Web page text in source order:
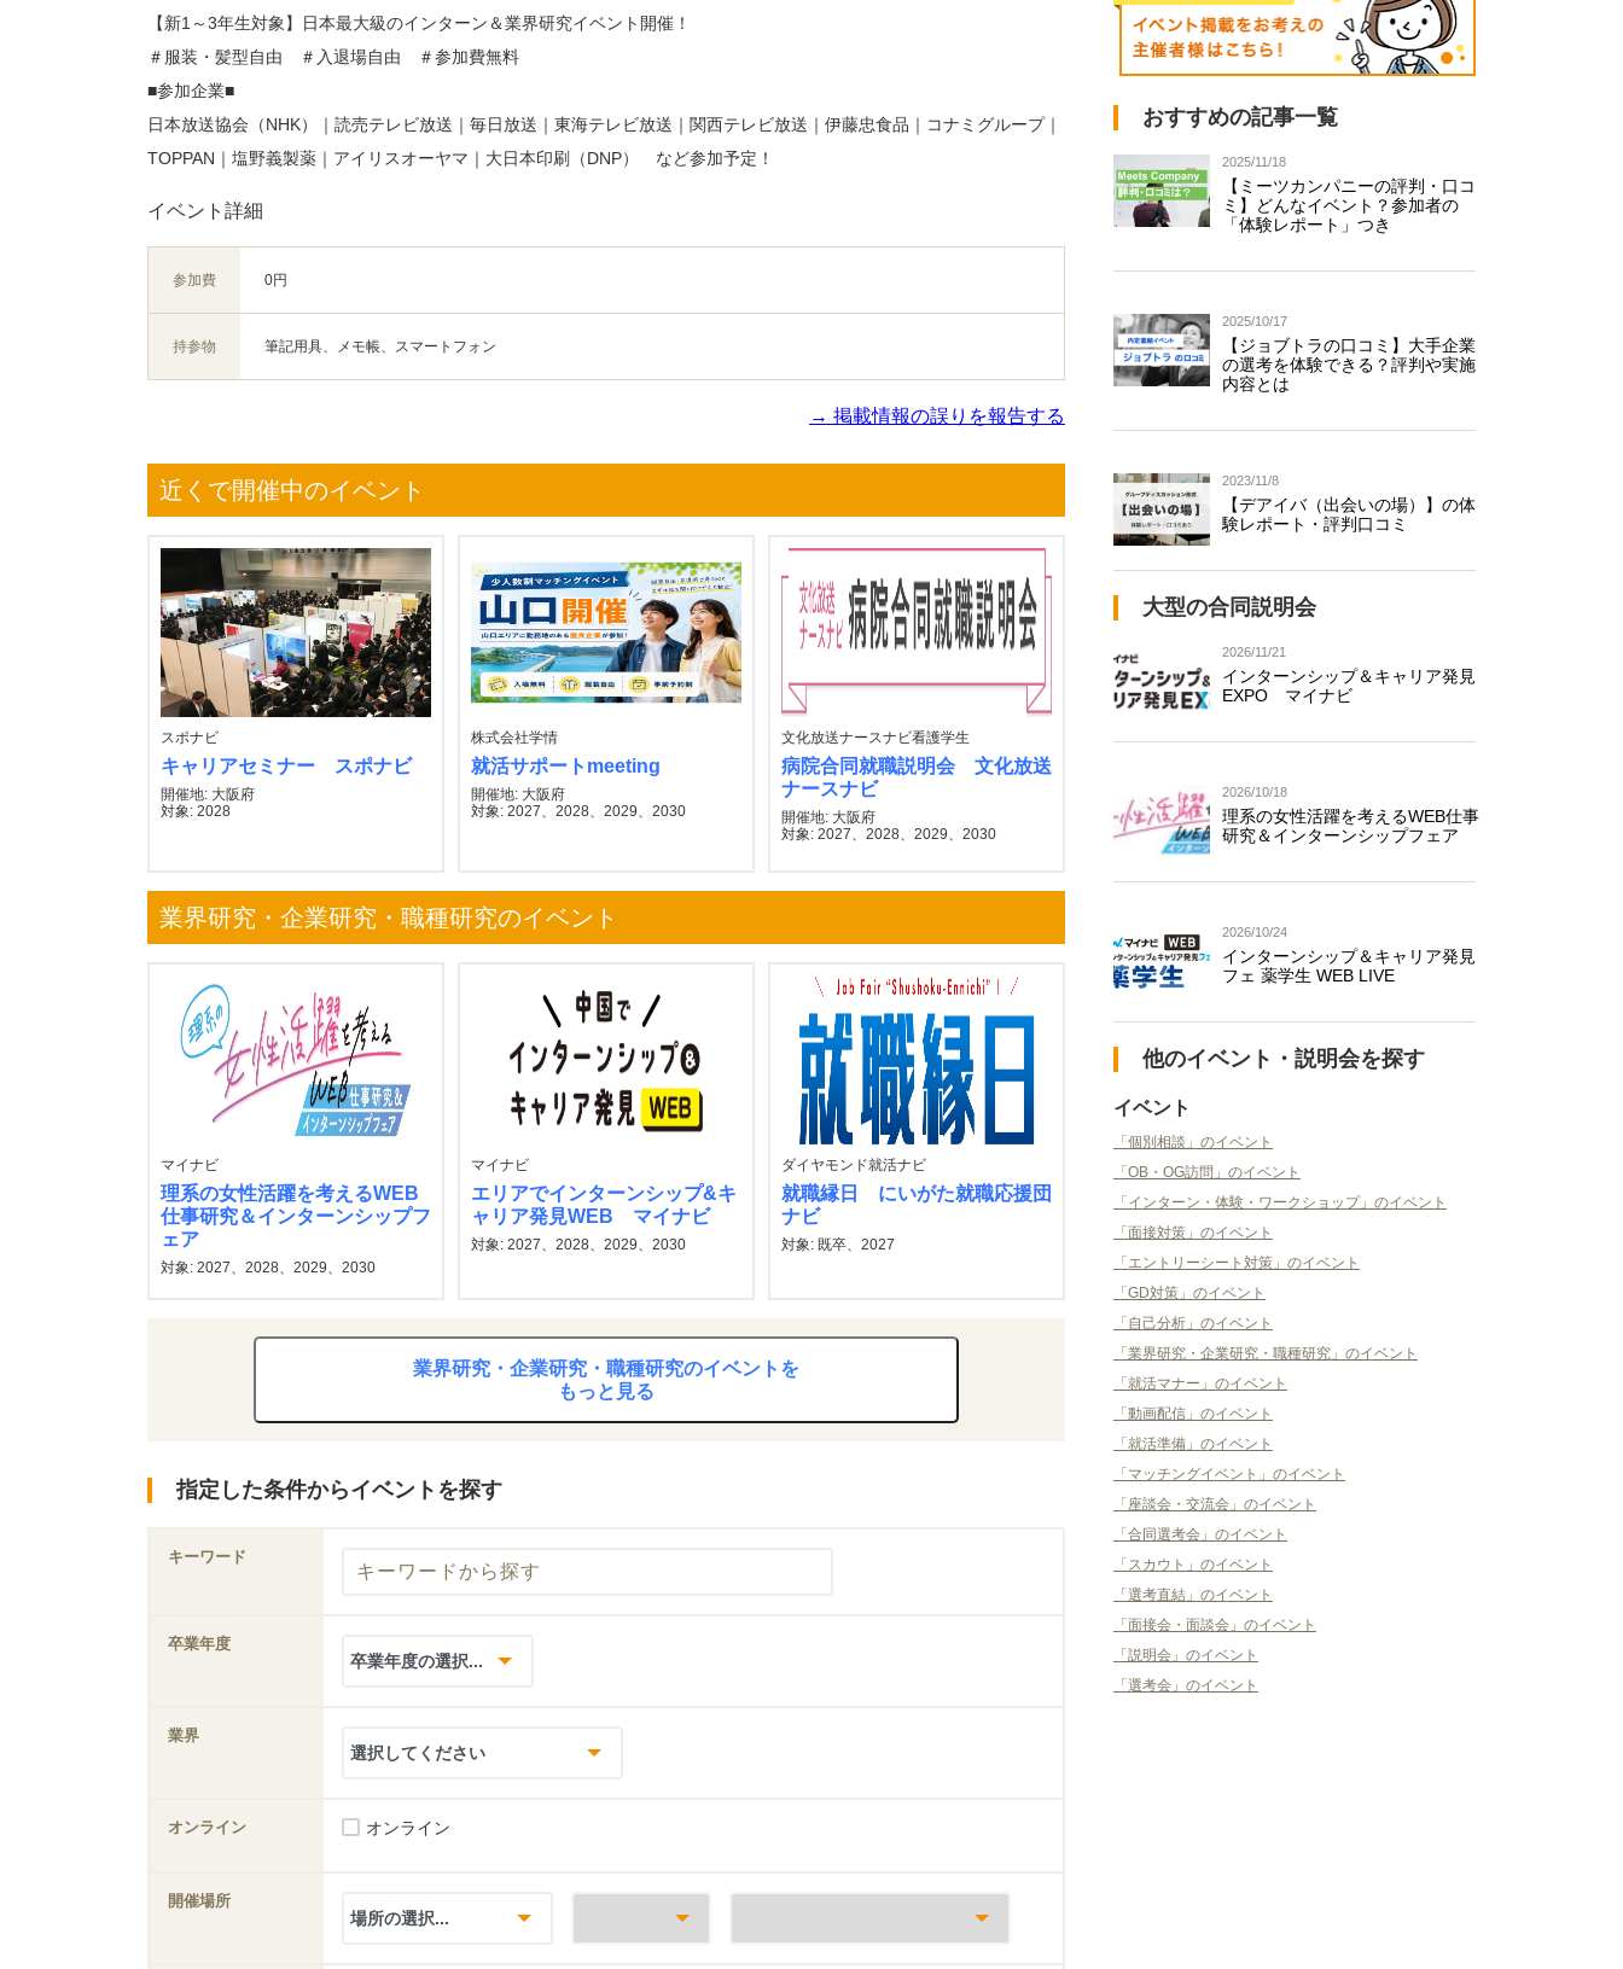
【新1～3年生対象】日本最大級のインターン＆業界研究イベント開催！
＃服装・髪型自由 ＃入退場自由 ＃参加費無料
■参加企業■
日本放送協会（NHK）｜読売テレビ放送｜毎日放送｜東海テレビ放送｜関西テレビ放送｜伊藤忠食品｜コナミグループ｜
TOPPAN｜塩野義製薬｜アイリスオーヤマ｜大日本印刷（DNP） など参加予定！
イベント詳細
参加費 0円
持参物 筆記用具、メモ帳、スマートフォン
→ 掲載情報の誤りを報告する
近くで開催中のイベント
スポナビ
キャリアセミナー スポナビ
開催地: 大阪府
対象: 2028
株式会社学情
就活サポートmeeting
開催地: 大阪府
対象: 2027、2028、2029、2030
文化放送ナースナビ看護学生
病院合同就職説明会 文化放送
ナースナビ
開催地: 大阪府
対象: 2027、2028、2029、2030
業界研究・企業研究・職種研究のイベント
マイナビ
理系の女性活躍を考えるWEB
仕事研究＆インターンシップフ
ェア
対象: 2027、2028、2029、2030
マイナビ
エリアでインターンシップ&キ
ャリア発見WEB マイナビ
対象: 2027、2028、2029、2030
ダイヤモンド就活ナビ
就職縁日 にいがた就職応援団
ナビ
対象: 既卒、2027
業界研究・企業研究・職種研究のイベントを
もっと見る
指定した条件からイベントを探す
キーワード
卒業年度
業界
オンライン オンライン
開催場所
おすすめの記事一覧
2025/11/18
【ミーツカンパニーの評判・口コ
ミ】どんなイベント？参加者の
「体験レポート」つき
2025/10/17
【ジョブトラの口コミ】大手企業
の選考を体験できる？評判や実施
内容とは
2023/11/8
【デアイバ（出会いの場）】の体
験レポート・評判口コミ
大型の合同説明会
2026/11/21
インターンシップ＆キャリア発見
EXPO マイナビ
2026/10/18
理系の女性活躍を考えるWEB仕事
研究＆インターンシップフェア
2026/10/24
インターンシップ＆キャリア発見
フェ 薬学生 WEB LIVE
他のイベント・説明会を探す
イベント
「個別相談」のイベント
「OB・OG訪問」のイベント
「インターン・体験・ワークショップ」のイベント
「面接対策」のイベント
「エントリーシート対策」のイベント
「GD対策」のイベント
「自己分析」のイベント
「業界研究・企業研究・職種研究」のイベント
「就活マナー」のイベント
「動画配信」のイベント
「就活準備」のイベント
「マッチングイベント」のイベント
「座談会・交流会」のイベント
「合同選考会」のイベント
「スカウト」のイベント
「選考直結」のイベント
「面接会・面談会」のイベント
「説明会」のイベント
「選考会」のイベント